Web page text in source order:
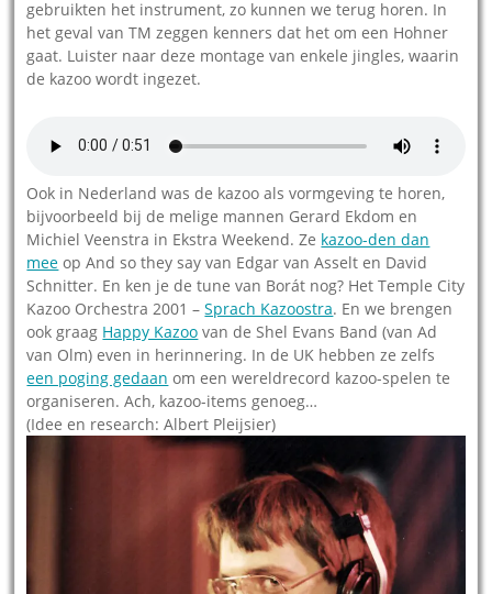
gebruikten het instrument, zo kunnen we terug horen. In
het geval van TM zeggen kenners dat het om een Hohner
gaat. Luister naar deze montage van enkele jingles, waarin
de kazoo wordt ingezet.
Ook in Nederland was de kazoo als vormgeving te horen,
bijvoorbeeld bij de melige mannen Gerard Ekdom en
Michiel Veenstra in Ekstra Weekend. Ze kazoo-den dan
mee op And so they say van Edgar van Asselt en David
Schnitter. En ken je de tune van Borát nog? Het Temple City
Kazoo Orchestra 2001 –Sprach Kazoostra. En we brengen
ook graag Happy Kazoo van de Shel Evans Band (van Ad
van Olm) even in herinnering. In de UK hebben ze zelfs
een poging gedaan om een wereldrecord kazoo-spelen te
organiseren. Ach, kazoo-items genoeg…
(Idee en research: Albert Pleijsier)